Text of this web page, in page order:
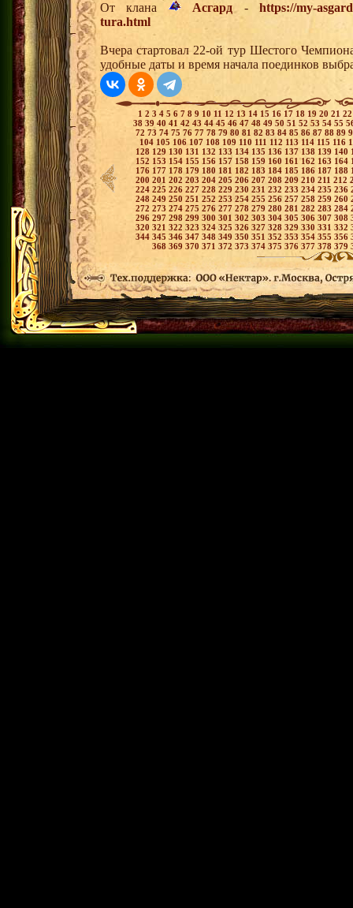
От клана
Асгард -https://my-
tura.html
Вчера стартовал 22-ой тур Шестого
удобные даты и время начала поединков
1 2 3 4 5 6 7 8 9 10 11 12 13 14 15 16 17 18 19 20 21
38 39 40 41 42 43 44 45 46 47 48 49 50 51 52 53 54 55
72 73 74 75 76 77 78 79 80 81 82 83 84 85 86 87 88 89
104 105 106 107 108 109 110 111 112 113 114 115 116
128 129 130 131 132 133 134 135 136 137 138 139 140
152 153 154 155 156 157 158 159 160 161162 163 164
176 177 178 179 180 181 182 183 184 185 186 187 188
200 201 202 203 204 205 206 207 208 209 210 211 212
224 225 226 227 228 229 230 231 232 233 234 235 236
248 249 250 251 252 253254 255 256 257 258 259 260
272 273 274 275 276 277 278 279 280 281 282 283 284
296 297 298 299 300 301 302 303 304 305 306 307 308
320 321 322 323 324 325 326 327 328 329 330 331 332
344 345 346 347 348 349 350 351 352 353 354 355 356
368 369 370 371 372 373 374 375 376 377 378 379